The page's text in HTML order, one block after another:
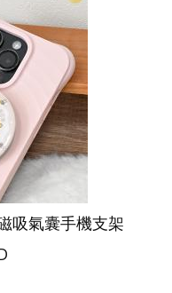
吸氣囊手機支架